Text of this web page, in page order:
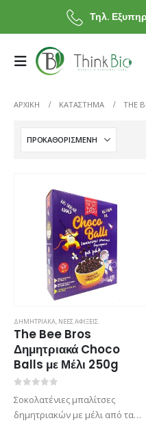
Τηλ.
ΑΡΧΙΚΗ ΚΑΤΆΣΤΗΜΑ THE
ΔΗΜΗΤΡΙΑΚΑ, ΝΕΕΣ ΑΦΙΞΕΙΣ
The Bee Bros
Δημητριακά Choco
Balls με Μέλι 250g
Σοκολατένιες μπαλίτσες
δημητριακών με μέλι από τα